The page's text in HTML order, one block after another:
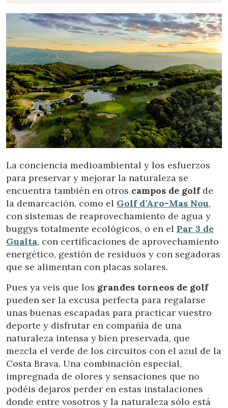
Gestionar mi reserva
La conciencia medioambiental y los esfuerzos
para preservar y mejorar la naturaleza se
encuentra también en otros campos de golf de
la demarcación, como el Golf d’Aro-Mas Nou,
con sistemas de reaprovechamiento de agua y
buggys totalmente ecológicos, o en el Par 3 de
Gualta, con certificaciones de aprovechamiento
energético, gestión de residuos y con segadoras
que se alimentan con placas solares.
Pues ya veis que los grandes torneos de golf
pueden ser la excusa perfecta para regalarse
unas buenas escapadas para practicar vuestro
deporte y disfrutar en compañía de una
naturaleza intensa y bien preservada, que
mezcla el verde de los circuitos con el azul de la
Costa Brava. Una combinación especial,
impregnada de olores y sensaciones que no
podéis dejaros perder en estas instalaciones
donde entre vosotros y la naturaleza sólo está